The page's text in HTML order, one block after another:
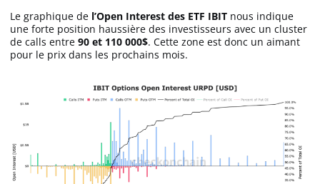
Le graphique de l’Open Interest des ETF IBIT nous indique
une forte position haussière des investisseurs avec un cluster
de calls entre 90 et 110 000$. Cette zone est donc un aimant
pour le prix dans les prochains mois.